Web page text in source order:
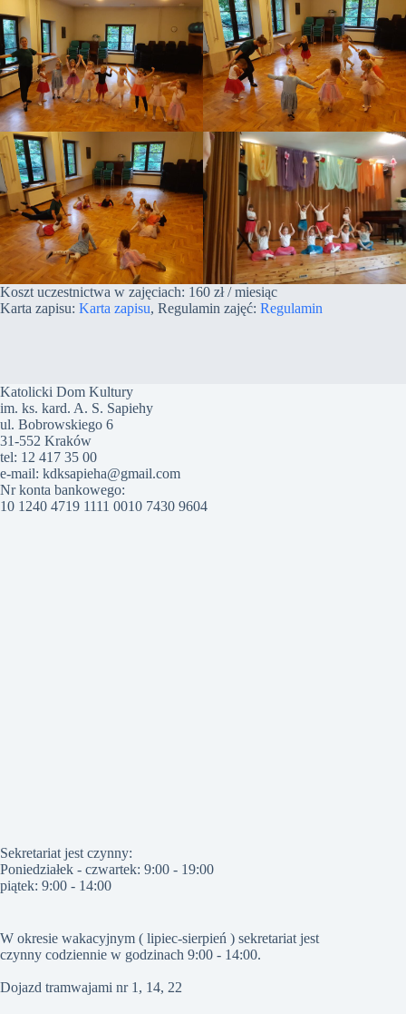
Koszt uczestnictwa w zajęciach: 160 zł / miesiąc
Karta zapisu: Karta zapisu, Regulamin zajęć: Regulamin
Katolicki Dom Kultury
im. ks. kard. A. S. Sapiehy
ul. Bobrowskiego 6
31-552 Kraków
tel: 12 417 35 00
e-mail: kdksapieha@gmail.com
Nr konta bankowego:
10 1240 4719 1111 0010 7430 9604
Sekretariat jest czynny:
Poniedziałek - czwartek: 9:00 - 19:00
piątek: 9:00 - 14:00
W okresie wakacyjnym ( lipiec-sierpień ) sekretariat jest
czynny codziennie w godzinach 9:00 - 14:00.
Dojazd tramwajami nr 1, 14, 22